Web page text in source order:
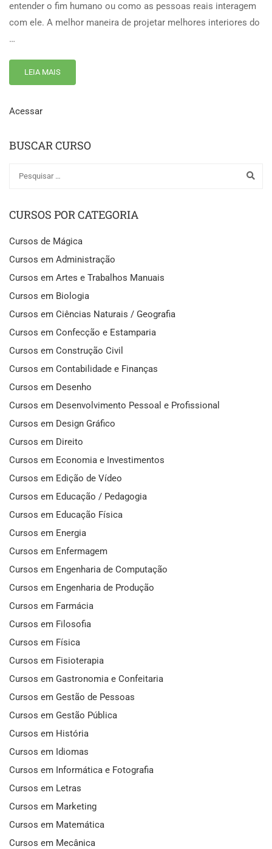
entender o fim humano ou como as pessoas reais interagem
com ele. A melhor maneira de projetar melhores interiores do
…
LEIA MAIS
Acessar
BUSCAR CURSO
CURSOS POR CATEGORIA
Cursos de Mágica
Cursos em Administração
Cursos em Artes e Trabalhos Manuais
Cursos em Biologia
Cursos em Ciências Naturais / Geografia
Cursos em Confecção e Estamparia
Cursos em Construção Civil
Cursos em Contabilidade e Finanças
Cursos em Desenho
Cursos em Desenvolvimento Pessoal e Profissional
Cursos em Design Gráfico
Cursos em Direito
Cursos em Economia e Investimentos
Cursos em Edição de Vídeo
Cursos em Educação / Pedagogia
Cursos em Educação Física
Cursos em Energia
Cursos em Enfermagem
Cursos em Engenharia de Computação
Cursos em Engenharia de Produção
Cursos em Farmácia
Cursos em Filosofia
Cursos em Física
Cursos em Fisioterapia
Cursos em Gastronomia e Confeitaria
Cursos em Gestão de Pessoas
Cursos em Gestão Pública
Cursos em História
Cursos em Idiomas
Cursos em Informática e Fotografia
Cursos em Letras
Cursos em Marketing
Cursos em Matemática
Cursos em Mecânica